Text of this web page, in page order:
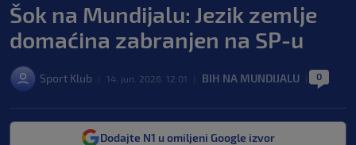
Šok na Mundijalu: Jezik zemlje
domaćina zabranjen na SP-u
Sport Klub 14. jun. 2026. 12:01 BIH NA MUNDIJALU 0
Dodajte N1 u omiljeni Google izvor